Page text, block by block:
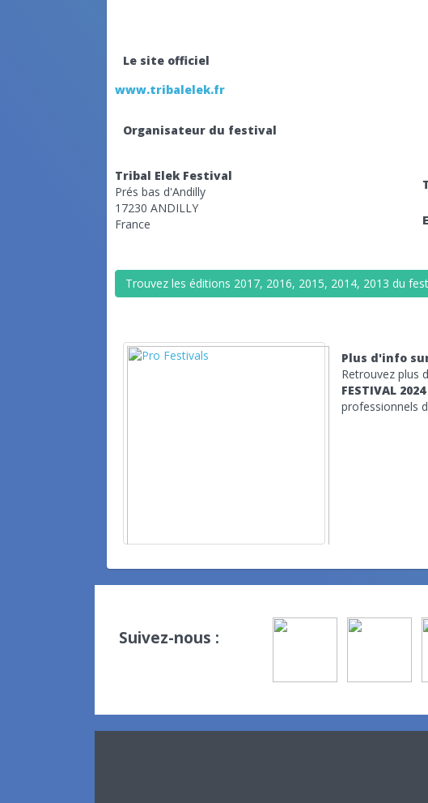
Le site officiel
www.tribalelek.fr
Organisateur du festival
Tribal Elek Festival
Prés bas d'Andilly
17230 ANDILLY
France
Trouvez les éditions 2017, 2016, 2015, 2014, 2013 du
Plus d'info
Retrouvez plus
FESTIVAL 2024
professionnels
Suivez-nous :